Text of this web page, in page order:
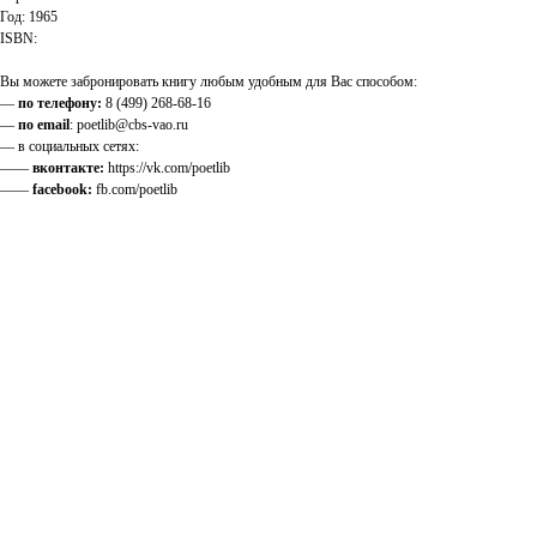
Год: 1965
ISBN:
Вы можете забронировать книгу любым удобным для Вас способом:
— по телефону: 8 (499) 268-68-16
— по email: poetlib@cbs-vao.ru
— в социальных сетях:
—— вконтакте: https://vk.com/poetlib
—— facebook: fb.com/poetlib